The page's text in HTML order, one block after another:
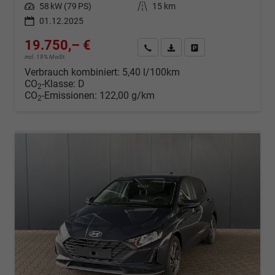
Leistung 58 kW (79 PS) Kilometerstand
15 km
01.12.2025
19.750,– €
incl. 19% MwSt.
Wir rufen Sie anFahrzeugexposé (PDF)
Verbrauch kombiniert: 5,40 l/100km
CO2-Klasse: D
CO2-Emissionen: 122,00 g/km